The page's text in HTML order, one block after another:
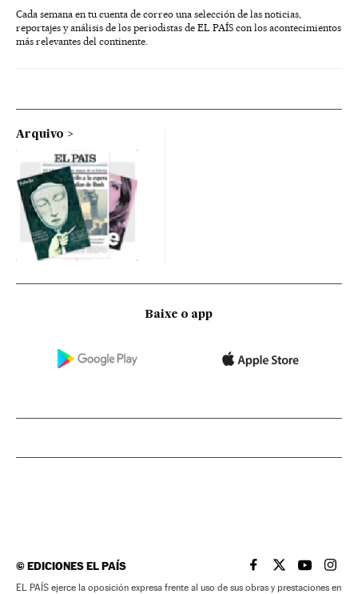
Cada semana en tu cuenta de correo una selección de las noticias,
reportajes y análisis de los periodistas de EL PAÍS con los acontecimientos
más relevantes del continente.
Arquivo
Baixe o app
©EDICIONES EL PAÍS EL PAÍS BRASIL EN
EL PAÍSEL PAÍS
EL
EL PAÍS ejerce la oposición expresa frente al uso de sus obras y prestaciones en